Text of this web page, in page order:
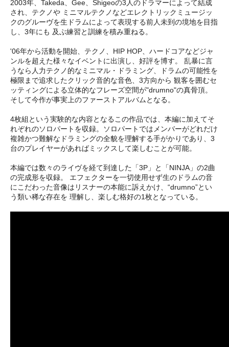
2003年、Takeda、Gee、Shigeoの3人のドラマーによって結成
され、テクノや ミニマルテクノなどエレクトリックミュージッ
クのグルーヴを生ドラムによって表現する前人未到の境地を目指
し、3年にも 及ぶ練習と訓練を積み重ねる。
'06年から活動を開始、テクノ、HIP HOP、ハードコアなどジャ
ンルを超えた様々なイベントに出演し、好評を博す。 乱暴に言
うなら人力テクノ的なミニマル・ドラミング、ドラムの可能性を
極限まで追求したクリック音的な音色、3方向から 観客を囲むセ
ッティングによる立体的なフレーズ空間が"drumno"の真骨頂。
そして今作が事実上のファーストアルバムとなる。
4枚組という実験的な内容となるこの作品では、本編に加えてそ
れぞれのソロパートを収録。ソロパートではメンバーがどれだけ
複雑かつ難解なドラミングの全貌を理解する手がかりであり、3
台のプレイヤーがあればミックスして楽しむことが可能。
本編では数々のライヴを経て到達した「3P」と「NINJA」の2曲
の完成形を収録。 エフェクターを一切使用せず生のドラムの音
にこだわった音像はリスナーの本能に訴えかけ、“drumno”とい
う類い稀な存在を 理解し、楽しむ格好の1枚となっている。